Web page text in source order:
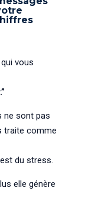
vous
ne sont pas
traite comme
du stress.
elle génère